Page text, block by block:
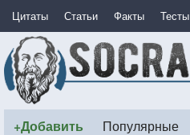
Цитаты Статьи Факты Тесты
+Добавить Популярные